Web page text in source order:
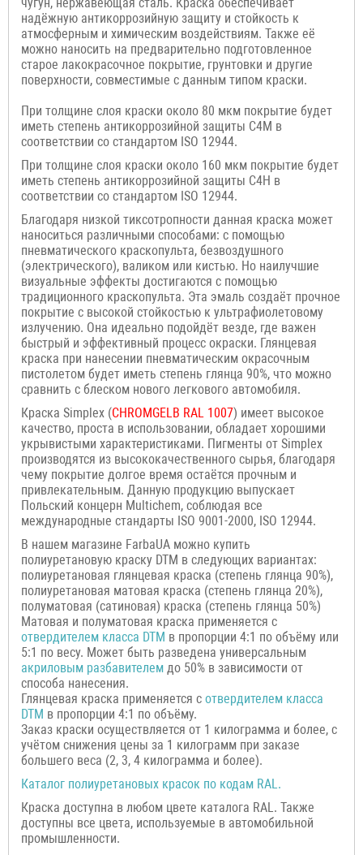
чугун, нержавеющая сталь. Краска обеспечивает
надёжную антикоррозийную защиту и стойкость к
атмосферным и химическим воздействиям. Также её
можно наносить на предварительно подготовленное
старое лакокрасочное покрытие, грунтовки и другие
поверхности, совместимые с данным типом краски.
При толщине слоя краски около 80 мкм покрытие будет
иметь степень антикоррозийной защиты C4M в
соответствии со стандартом ISO 12944.
При толщине слоя краски около 160 мкм покрытие будет
иметь степень антикоррозийной защиты C4H в
соответствии со стандартом ISO 12944.
Благодаря низкой тиксотропности данная краска может
наноситься различными способами: с помощью
пневматического краскопульта, безвоздушного
(электрического), валиком или кистью. Но наилучшие
визуальные эффекты достигаются с помощью
традиционного краскопульта. Эта эмаль создаёт прочное
покрытие с высокой стойкостью к ультрафиолетовому
излучению. Она идеально подойдёт везде, где важен
быстрый и эффективный процесс окраски. Глянцевая
краска при нанесении пневматическим окрасочным
пистолетом будет иметь степень глянца 90%, что можно
сравнить с блеском нового легкового автомобиля.
Краска Simplex (CHROMGELB RAL 1007) имеет высокое
качество, проста в использовании, обладает хорошими
укрывистыми характеристиками. Пигменты от Simplex
производятся из высококачественного сырья, благодаря
чему покрытие долгое время остаётся прочным и
привлекательным. Данную продукцию выпускает
Польский концерн Multichem, соблюдая все
международные стандарты ISO 9001-2000, ISO 12944.
В нашем магазине FarbaUA можно купить
полиуретановую краску DTM в следующих вариантах:
полиуретановая глянцевая краска (степень глянца 90%),
полиуретановая матовая краска (степень глянца 20%),
полуматовая (сатиновая) краска (степень глянца 50%)
Матовая и полуматовая краска применяется с
отвердителем класса DTM в пропорции 4:1 по объёму или
5:1 по весу. Может быть разведена универсальным
акриловым разбавителем до 50% в зависимости от
способа нанесения.
Глянцевая краска применяется с отвердителем класса
DTM в пропорции 4:1 по объёму.
Заказ краски осуществляется от 1 килограмма и более, с
учётом снижения цены за 1 килограмм при заказе
большего веса (2, 3, 4 килограмма и более).
Каталог полиуретановых красок по кодам RAL.
Краска доступна в любом цвете каталога RAL. Также
доступны все цвета, используемые в автомобильной
промышленности.